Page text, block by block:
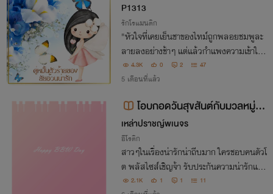
P1313
รักโรแมนติก
"หัวใจที่เคยเย็นชาของไทม์ถูกพลอยชมพูละ
ลายลงอย่างช้าๆ แต่แล้วกำแพงความเข้าใจผิ
ดก็ถูกสร้างขึ้น เมื่อเธอจากไปพร้อมกับความ
ลับที่ยิ่งใหญ่ เขาจะทำอย่างไร...เมื่อตามหาเ
4.3K 0 2 47
5 เดือนที่แล้ว
โอบกอดวันสุขสันต์กับมวลหมู่แม่
นางอวบอ้วน[์NC 18+ 25+]
เหล่าปราชญ์พเนจร
อีโรติก
สาวๆในเรื่องน่ารักน่าถีบมาก ใครชอบคนตัวโ
ต พลัสไซส์เชิญจ้า รับประกันความน่ารักและ
น่าปวดหัว ฮะๆ
2.1K 1 1 11